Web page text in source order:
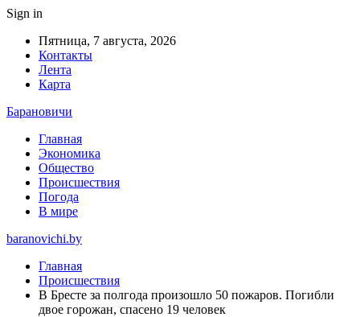
Sign in
Пятница, 7 августа, 2026
Контакты
Лента
Карта
Барановичи
Главная
Экономика
Общество
Происшествия
Погода
В мире
baranovichi.by
Главная
Происшествия
В Бресте за полгода произошло 50 пожаров. Погибли
двое горожан, спасено 19 человек